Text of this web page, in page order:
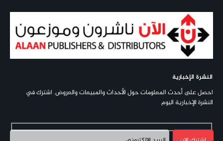
النشرة الإخبارية
احصل على أحدث المعلومات حول الأحداث والمبيعات والعروض. اشترك في
النشرة الإخبارية اليوم